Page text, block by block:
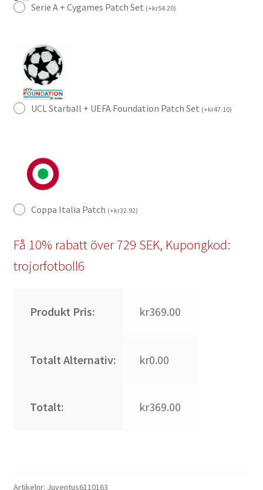
Serie A + Cygames Patch Set (+kr54.20)
UCL Starball + UEFA Foundation Patch Set (+kr47.10)
Coppa Italia Patch (+kr32.92)
Få 10% rabatt över 729 SEK, Kupongkod:
trojorfotboll6
Produkt Pris: kr369.00
Totalt Alternativ: kr0.00
Totalt: kr369.00
Artikelnr: Juventus6110163